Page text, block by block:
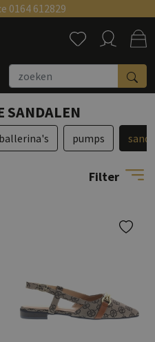
0164 612829 Zoeken
SANDALEN
Filter
pumps